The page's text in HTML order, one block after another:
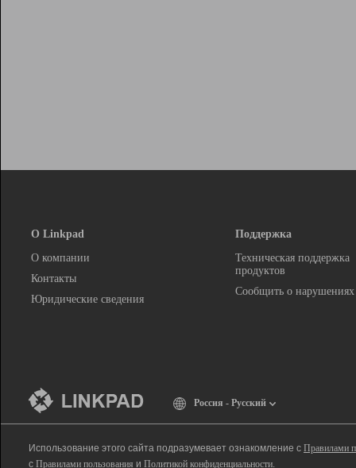
О Linkpad
О компании
Контакты
Юридические сведения
Поддержка
Техническая поддержка
продуктов
Сообщить о нарушениях
Россия - Русский
Использование этого сайта подразумевает ознакомление с Правилами
с Правилами пользования и Политикой конфиденциальности.